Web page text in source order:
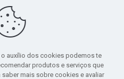
de Seguros Ltda - CNPJ:
100637106 AV DOS
- VILA YARA - OSASCO - UF SP -
- (11) 8251-9266
o auxílio dos cookies podemos te
produtos e serviços que
saber mais sobre cookies e avaliar